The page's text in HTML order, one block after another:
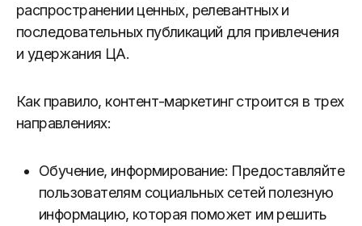
распространении ценных, релевантных и
последовательных публикаций для привлечения
и удержания ЦА.
Как правило, контент-маркетинг строится в трех
направлениях:
Обучение, информирование: Предоставляйте
пользователям социальных сетей полезную
информацию, которая поможет им решить